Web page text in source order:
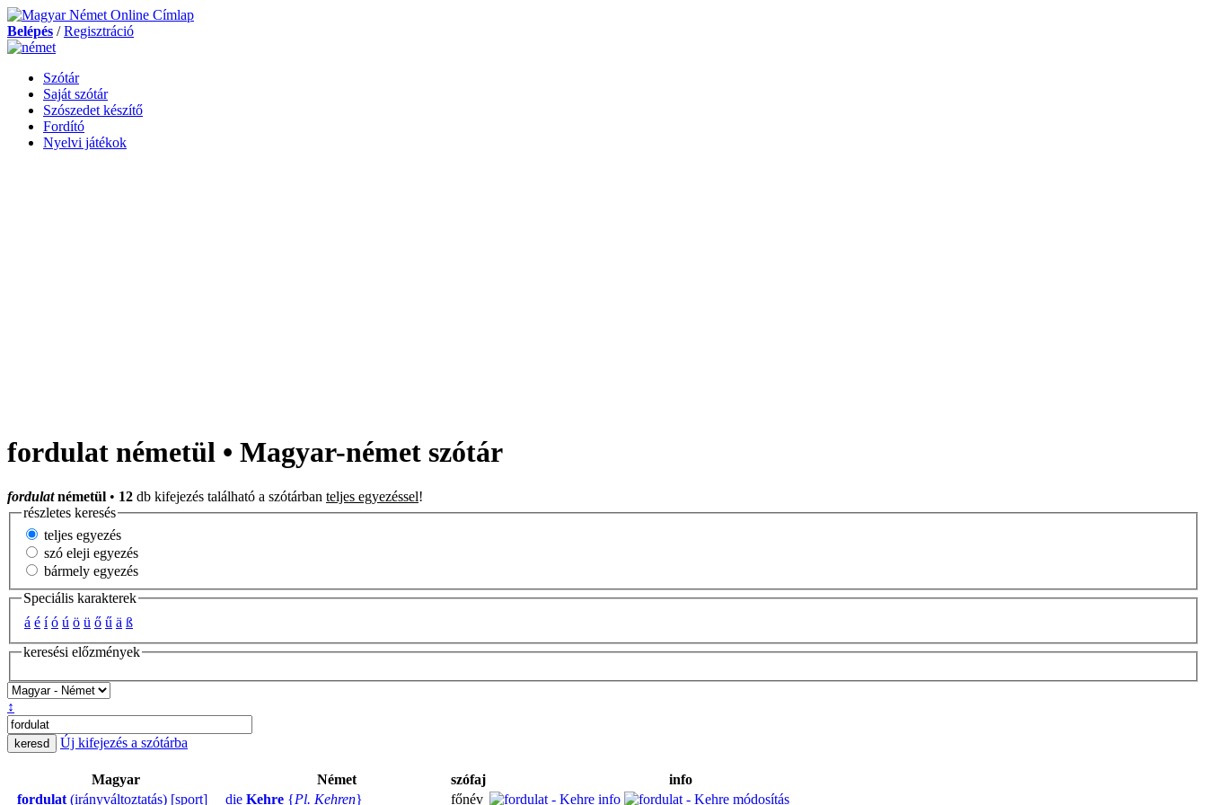
Belépés /Regisztráció
Szótár
Saját szótár
Szószedet készítő
Fordító
Nyelvi játékok
fordulat németül • Magyar-német szótár
fordulatnémetül • 12 db kifejezés található a szótárban teljes egyezéssel!
részletes keresés
teljes egyezés
szó eleji egyezés
bármely egyezés
Speciális karakterek
á é í ó ú ö ü ő ű ä ß
keresési előzmények
↕
Új kifejezés a szótárba
Magyar Német szófaj
info
fordulat (irányváltoztatás) [sport] die Kehre {Pl. Kehren} főnév